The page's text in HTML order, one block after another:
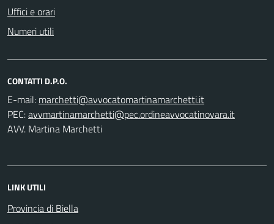
Uffici e orari
Numeri utili
CONTATTI D.P.O.
E-mail:
PEC:
AVV. Martina Marchetti
LINK UTILI
Provincia di Biella